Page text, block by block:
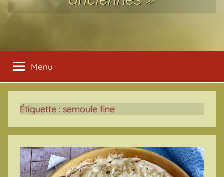
Menu
Étiquette : semoule fine